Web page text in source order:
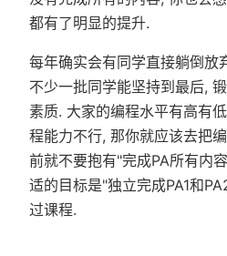
都有了明显的提升.
每年确实会有同学直接躺倒放
不少一批同学能坚持到最后,
素质. 大家的编程水平有高有
程能力不行, 那你就应该去把
前就不要抱有"完成PA所有内
适的目标是"独立完成PA1和
过课程.